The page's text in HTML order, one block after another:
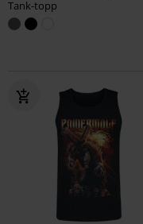
Tank-topp